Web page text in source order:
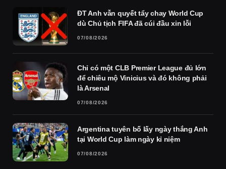
ĐT Anh vẫn quyết tẩy chay World Cup
dù Chủ tịch FIFA đã cúi đầu xin lỗi
07/08/2026
Chỉ có một CLB Premier League đủ lớn
để chiêu mộ Vinicius và đó không phải
là Arsenal
07/08/2026
Argentina tuyên bố lấy ngày thắng Anh
tại World Cup làm ngày kỉ niệm
07/08/2026